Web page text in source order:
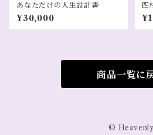
あなただけの人生設計書
¥30,000
四
開
商品一覧に
© Heavenly